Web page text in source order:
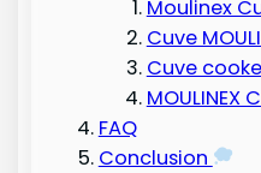
Moulinex
Cuve
Cuve
MOULINEX
FAQ
Conclusion